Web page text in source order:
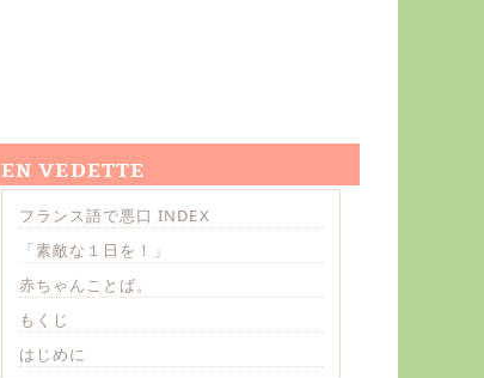
EN VEDETTE
フランス語で悪口 INDEX
「素敵な１日を！」
赤ちゃんことば。
もくじ
はじめに